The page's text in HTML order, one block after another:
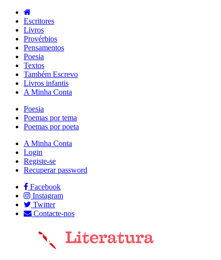
Escritores
Livros
Provérbios
Pensamentos
Poesia
Textos
Também Escrevo
Livros infantis
A Minha Conta
Poesia
Poemas por tema
Poemas por poeta
A Minha Conta
Login
Registe-se
Recuperar password
Facebook
Instagram
Twitter
Contacte-nos